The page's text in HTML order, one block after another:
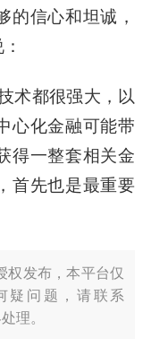
的信心和坦诚，
术都很强大，以
心化金融可能带
得一整套相关金
首先也是最重要
权发布，本平台仅
疑问题，请联系
理。